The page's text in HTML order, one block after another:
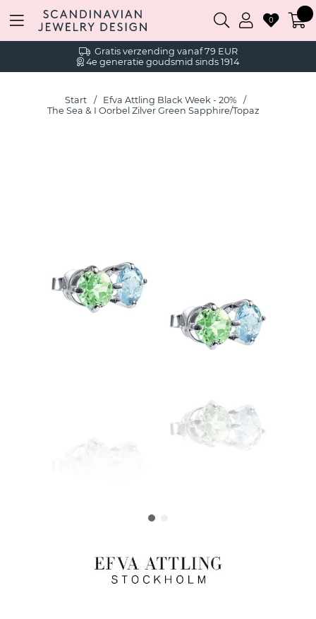
Gratis verzending vanaf 79 EUR
4e generatie goudsmid sinds 1914
0
Start
Efva Attling Black Week - 20%
The Sea & I Oorbel Zilver Green Sapphire/Topaz